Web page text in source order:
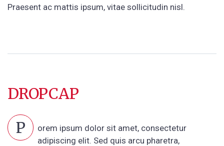
Praesent ac mattis ipsum, vitae sollicitudin nisl.
DROPCAP
P
orem ipsum dolor sit amet, consectetur
adipiscing elit. Sed quis arcu pharetra,